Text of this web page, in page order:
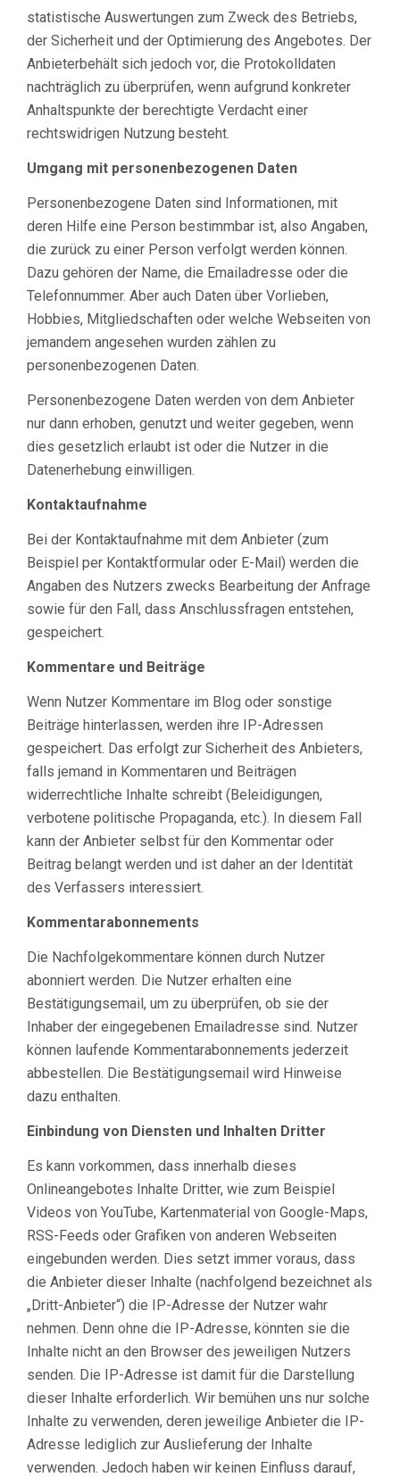
statistische Auswertungen zum Zweck des Betriebs,
der Sicherheit und der Optimierung des Angebotes. Der
Anbieterbehält sich jedoch vor, die Protokolldaten
nachträglich zu überprüfen, wenn aufgrund konkreter
Anhaltspunkte der berechtigte Verdacht einer
rechtswidrigen Nutzung besteht.
Umgang mit personenbezogenen Daten
Personenbezogene Daten sind Informationen, mit
deren Hilfe eine Person bestimmbar ist, also Angaben,
die zurück zu einer Person verfolgt werden können.
Dazu gehören der Name, die Emailadresse oder die
Telefonnummer. Aber auch Daten über Vorlieben,
Hobbies, Mitgliedschaften oder welche Webseiten von
jemandem angesehen wurden zählen zu
personenbezogenen Daten.
Personenbezogene Daten werden von dem Anbieter
nur dann erhoben, genutzt und weiter gegeben, wenn
dies gesetzlich erlaubt ist oder die Nutzer in die
Datenerhebung einwilligen.
Kontaktaufnahme
Bei der Kontaktaufnahme mit dem Anbieter (zum
Beispiel per Kontaktformular oder E-Mail) werden die
Angaben des Nutzers zwecks Bearbeitung der Anfrage
sowie für den Fall, dass Anschlussfragen entstehen,
gespeichert.
Kommentare und Beiträge
Wenn Nutzer Kommentare im Blog oder sonstige
Beiträge hinterlassen, werden ihre IP-Adressen
gespeichert. Das erfolgt zur Sicherheit des Anbieters,
falls jemand in Kommentaren und Beiträgen
widerrechtliche Inhalte schreibt (Beleidigungen,
verbotene politische Propaganda, etc.). In diesem Fall
kann der Anbieter selbst für den Kommentar oder
Beitrag belangt werden und ist daher an der Identität
des Verfassers interessiert.
Kommentarabonnements
Die Nachfolgekommentare können durch Nutzer
abonniert werden. Die Nutzer erhalten eine
Bestätigungsemail, um zu überprüfen, ob sie der
Inhaber der eingegebenen Emailadresse sind. Nutzer
können laufende Kommentarabonnements jederzeit
abbestellen. Die Bestätigungsemail wird Hinweise
dazu enthalten.
Einbindung von Diensten und Inhalten Dritter
Es kann vorkommen, dass innerhalb dieses
Onlineangebotes Inhalte Dritter, wie zum Beispiel
Videos von YouTube, Kartenmaterial von Google-Maps,
RSS-Feeds oder Grafiken von anderen Webseiten
eingebunden werden. Dies setzt immer voraus, dass
die Anbieter dieser Inhalte (nachfolgend bezeichnet als
„Dritt-Anbieter“) die IP-Adresse der Nutzer wahr
nehmen. Denn ohne die IP-Adresse, könnten sie die
Inhalte nicht an den Browser des jeweiligen Nutzers
senden. Die IP-Adresse ist damit für die Darstellung
dieser Inhalte erforderlich. Wir bemühen uns nur solche
Inhalte zu verwenden, deren jeweilige Anbieter die IP-
Adresse lediglich zur Auslieferung der Inhalte
verwenden. Jedoch haben wir keinen Einfluss darauf,